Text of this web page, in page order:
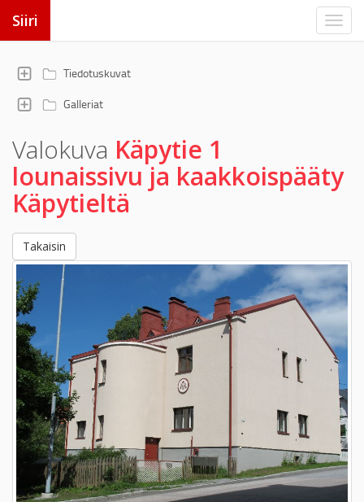
Siiri
Tiedotuskuvat
Galleriat
Valokuva Käpytie 1
lounaissivu ja kaakkoispääty
Käpytieltä
Takaisin